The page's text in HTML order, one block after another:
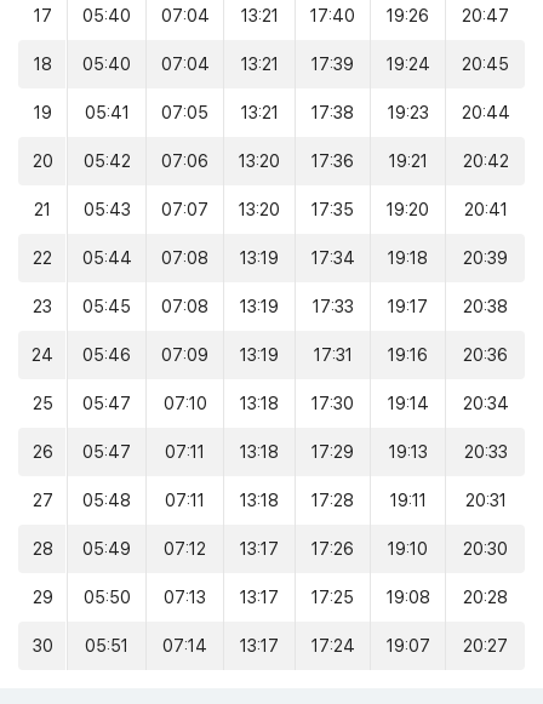
17 05:40 07:04 13:21 17:40 19:26 20:47
18 05:40 07:04 13:21 17:39 19:24 20:45
19 05:41 07:05 13:21 17:38 19:23 20:44
20 05:42 07:06 13:20 17:36 19:21 20:42
21 05:43 07:07 13:20 17:35 19:20 20:41
22 05:44 07:08 13:19 17:34 19:18 20:39
23 05:45 07:08 13:19 17:33 19:17 20:38
24 05:46 07:09 13:19 17:31 19:16 20:36
25 05:47 07:10 13:18 17:30 19:14 20:34
26 05:47 07:11 13:18 17:29 19:13 20:33
27 05:48 07:11 13:18 17:28 19:11 20:31
28 05:49 07:12 13:17 17:26 19:10 20:30
29 05:50 07:13 13:17 17:25 19:08 20:28
30 05:51 07:14 13:17 17:24 19:07 20:27